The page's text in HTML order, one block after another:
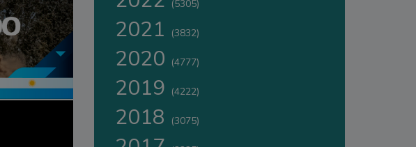
(5305)
2021 (3832)
2020 (4777)
2019 (4222)
2018 (3075)